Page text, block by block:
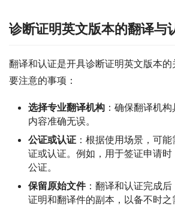
诊断证明英文版本的翻译与
翻译和认证是开具诊断证明英文版本
要注意的事项：
选择专业翻译机构 ：确保翻译机
内容准确无误。
公证或认证 ：根据使用场景，可
证或认证。例如，用于签证申请
公证。
保留原始文件：翻译和认证完成
证明和翻译件的副本，以备不时之